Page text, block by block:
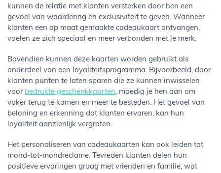
kunnen de relatie met klanten versterken door hen een
gevoel van waardering en exclusiviteit te geven. Wanneer
klanten een op maat gemaakte cadeaukaart ontvangen,
voelen ze zich speciaal en meer verbonden met je merk.
Bovendien kunnen deze kaarten worden gebruikt als
onderdeel van een loyaliteitsprogramma. Bijvoorbeeld, door
klanten punten te laten sparen die ze kunnen inwisselen
voor bedrukte geschenkkaarten, moedig je hen aan om
vaker terug te komen en meer te besteden. Het gevoel van
beloning en erkenning dat klanten ervaren, kan hun
loyaliteit aanzienlijk vergroten.
Het personaliseren van cadeaukaarten kan ook leiden tot
mond-tot-mondreclame. Tevreden klanten delen hun
positieve ervaringen graag met vrienden en familie, wat